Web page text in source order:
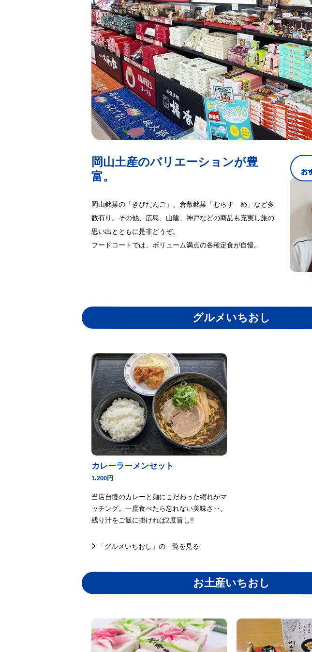
岡山土産のバリエーションが豊
富。
岡山銘菓の「きびだんご」、倉敷銘菓「むらすゞめ」など多
数有り。その他、広島、山陰、神戸などの商品も充実し旅の
思い出とともに是非どうぞ。
フードコートでは、ボリューム満点の各種定食が自慢。
グルメいちおし
カレーラーメンセット
1,200円
当店自慢のカレーと麺にこだわった縮れがマ
ッチング。一度食べたら忘れない美味さ‥。
残り汁をご飯に掛ければ2度旨し!!
「グルメいちおし」の一覧を見る
お土産いちおし